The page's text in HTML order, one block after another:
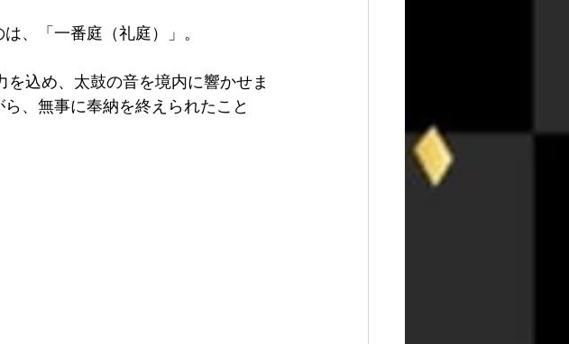
、「一番庭（礼庭）」。
込め、太鼓の音を境内に響かせま
、無事に奉納を終えられたこと